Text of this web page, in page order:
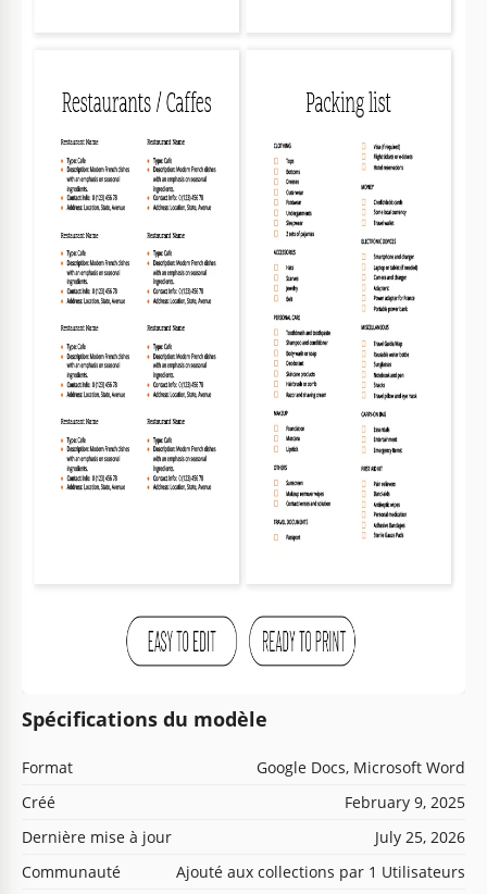
Spécifications du modèle
Format
Google Docs, Microsoft Word
Créé
February 9, 2025
Dernière mise à jour
July 25, 2026
Communauté
Ajouté aux collections par 1 Utilisateurs